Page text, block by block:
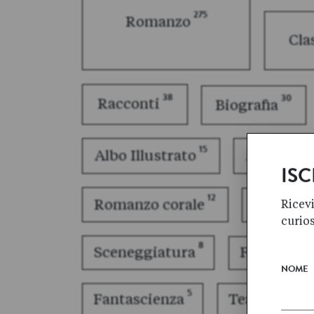
Romanzo 275
Racconti 38 Biografia 30
Albo Illustrato 15 Memoir
Romanzo corale 12
Sceneggiatura 8 Fumetti
Fantascienza 5 Teatro
NOME